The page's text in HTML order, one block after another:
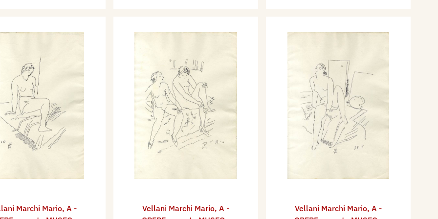
Marchi Mario, A -
Vellani Marchi Mario, A -
Vellani Marchi Mario, A -